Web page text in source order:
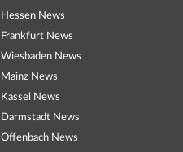
Hessen News
Frankfurt News
Wiesbaden News
Mainz News
Kassel News
Darmstadt News
Offenbach News